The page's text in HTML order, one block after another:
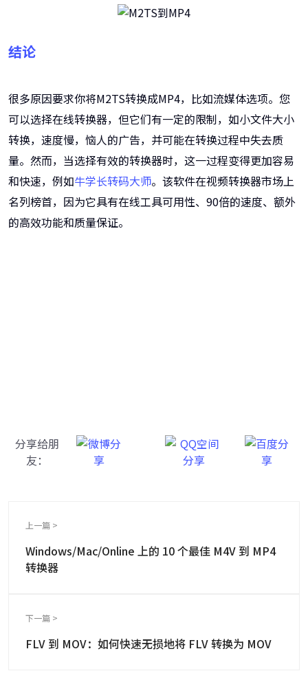
结论
很多原因要求你将M2TS转换成MP4，比如流媒体选项。您
可以选择在线转换器，但它们有一定的限制，如小文件大小
转换，速度慢，恼人的广告，并可能在转换过程中失去质
量。然而，当选择有效的转换器时，这一过程变得更加容易
和快速，例如牛学长转码大师。该软件在视频转换器市场上
名列榜首，因为它具有在线工具可用性、90倍的速度、额外
的高效功能和质量保证。
分享给朋
友：
上一篇 >
Windows/Mac/Online 上的 10 个最佳 M4V 到 MP4
转换器
下一篇 >
FLV 到 MOV：如何快速无损地将 FLV 转换为 MOV